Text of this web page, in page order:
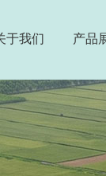
于我们 产品